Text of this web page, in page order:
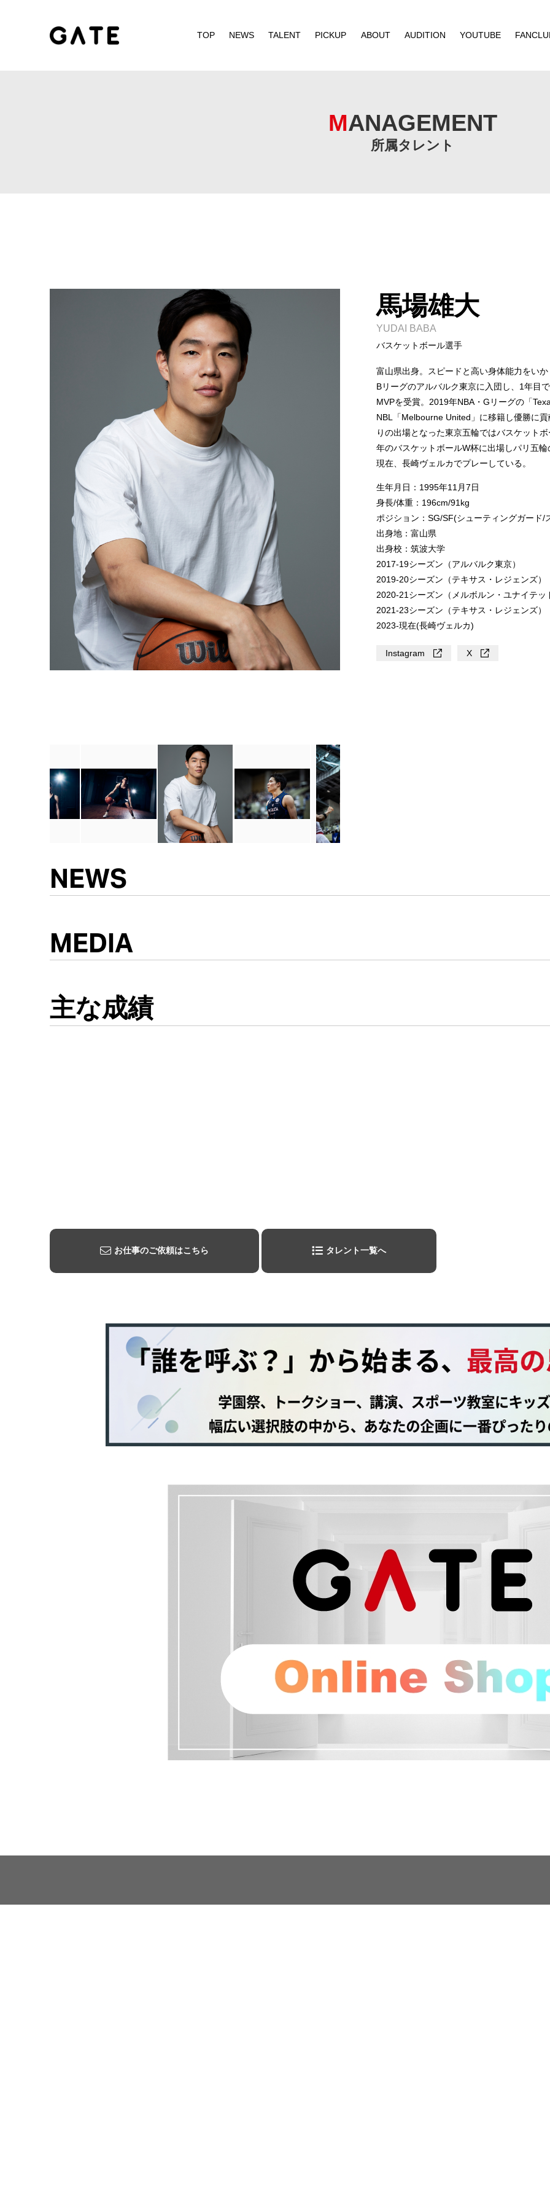
TOP NEWS TALENT PICKUP ABOUT AUDITION YOUTUBE
MANAGEMENT
所属タレント
馬場雄大
YUDAI BABA
バスケットボール選手
富山県出身。スピードと高い身体能力をい
Bリーグのアルバルク東京に入団し、1年目
MVPを受賞。2019年NBA・Gリーグの「
NBL「Melbourne United」に移籍し優勝に
りの出場となった東京五輪ではバスケット
年のバスケットボールW杯に出場しパリ五
現在、長崎ヴェルカでプレーしている。
生年月日：1995年11月7日
身長/体重：196cm/91kg
ポジション：SG/SF(シューティングガード/
出身地：富山県
出身校：筑波大学
2017-19シーズン（アルバルク東京）
2019-20シーズン（テキサス・レジェンズ）
2020-21シーズン（メルボルン・ユナイテッ
2021-23シーズン（テキサス・レジェンズ）
2023-現在(長崎ヴェルカ)
Instagram X
NEWS
MEDIA
主な成績
お仕事のご依頼はこちら タレント一覧へ